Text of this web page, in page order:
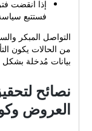
إذا انقضت
فستتبع
التواصل المبكر
من الحالات يكون
بيانات مُدخلة
نصائح
العروض